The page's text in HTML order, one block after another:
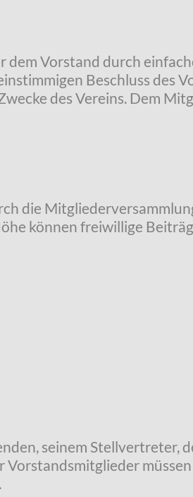
dem Vorstand durch
Beschluss des
des Vereins. Dem
die
können freiwillige
seinem Stellvertreter,